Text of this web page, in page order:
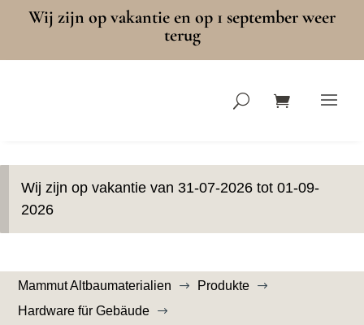
Wij zijn op vakantie en op 1 september weer
terug
Wij zijn op vakantie van 31-07-2026 tot 01-09-
2026
Mammut Altbaumaterialien $ Produkte $
Hardware für Gebäude $